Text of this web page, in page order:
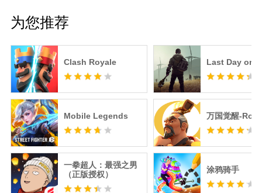
为您推荐
Clash Royale Last Day on
Mobile Legends 万国觉醒-RoK
一拳超人：最强之男
（正版授权）
涂鸦骑手